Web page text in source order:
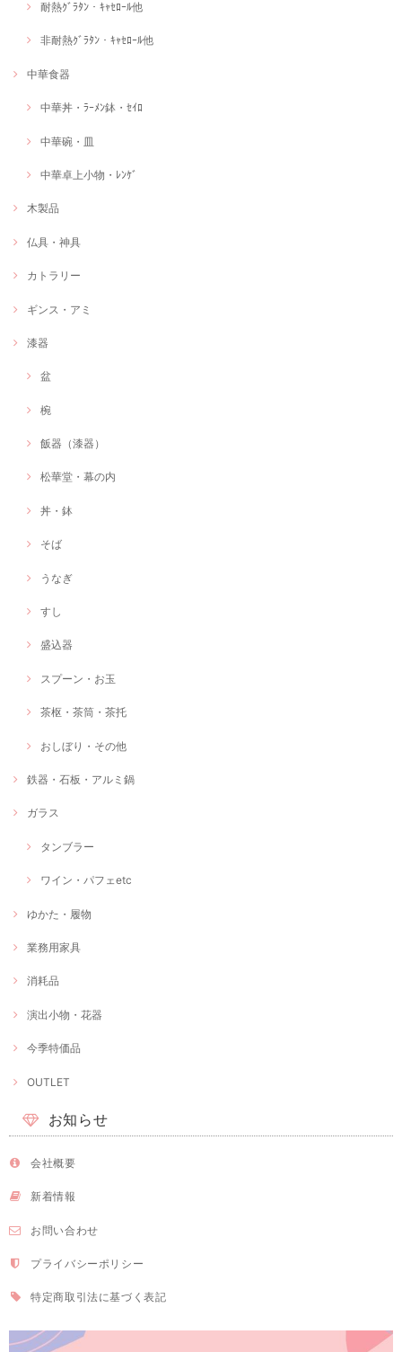
耐熱ｸﾞﾗﾀﾝ・ｷｬｾﾛｰﾙ他
非耐熱ｸﾞﾗﾀﾝ・ｷｬｾﾛｰﾙ他
中華食器
中華丼・ﾗｰﾒﾝ鉢・ｾｲﾛ
中華碗・皿
中華卓上小物・ﾚﾝｹﾞ
木製品
仏具・神具
カトラリー
ギンス・アミ
漆器
盆
椀
飯器（漆器）
松華堂・幕の内
丼・鉢
そば
うなぎ
すし
盛込器
スプーン・お玉
茶枢・茶筒・茶托
おしぼり・その他
鉄器・石板・アルミ鍋
ガラス
タンブラー
ワイン・パフェetc
ゆかた・履物
業務用家具
消耗品
演出小物・花器
今季特価品
OUTLET
お知らせ
会社概要
新着情報
お問い合わせ
プライバシーポリシー
特定商取引法に基づく表記